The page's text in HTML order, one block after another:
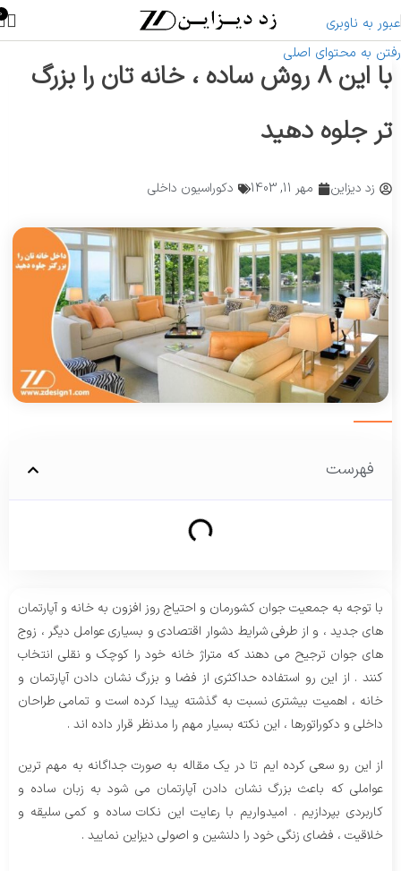
عبور به ناوبری
رفتن به محتوای اصلی
0
با این 8 روش ساده ، خانه تان را بزرگ
تر جلوه دهید
زد دیزاین مهر 11, 1403 دکوراسیون داخلی
فهرست
با توجه به جمعیت جوان کشورمان و احتیاج روز افزون به خانه و آپارتمان
های جدید ، و از طرفی شرایط دشوار اقتصادی و بسیاری عوامل دیگر ، زوج
های جوان ترجیح می دهند که متراژ خانه خود را کوچک و نقلی انتخاب
کنند . از این رو استفاده حداکثری از فضا و بزرگ نشان دادن آپارتمان و
خانه ، اهمیت بیشتری نسبت به گذشته پیدا کرده است و تمامی طراحان
داخلی و دکوراتورها ، این نکته بسیار مهم را مدنظر قرار داده اند .
از این رو سعی کرده ایم تا در یک مقاله به صورت جداگانه به مهم ترین
عواملی که باعث بزرگ نشان دادن آپارتمان می شود به زبان ساده و
کاربردی بپردازیم . امیدواریم با رعایت این نکات ساده و کمی سلیقه و
خلاقیت ، فضای زنگی خود را دلنشین و اصولی دیزاین نمایید .